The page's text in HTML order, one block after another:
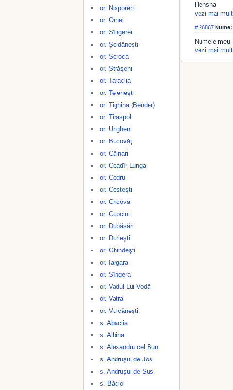
or. Nisporeni
or. Orhei
or. Sîngerei
or. Şoldăneşti
or. Soroca
or. Străşeni
or. Taraclia
or. Teleneşti
or. Tighina (Bender)
or. Tiraspol
or. Ungheni
or. Bucovăţ
or. Căinari
or. Ceadîr-Lunga
or. Codru
or. Costeşti
or. Cricova
or. Cupcini
or. Dubăsări
or. Durleşti
or. Ghindeşti
or. Iargara
or. Sîngera
or. Vadul Lui Vodă
or. Vatra
or. Vulcăneşti
s. Abaclia
s. Albina
s. Alexandru cel Bun
s. Andruşul de Jos
s. Andruşul de Sus
s. Băcioi
Hensna
vezi mai mult
# 26867 Nume:
Numele meu
vezi mai mult